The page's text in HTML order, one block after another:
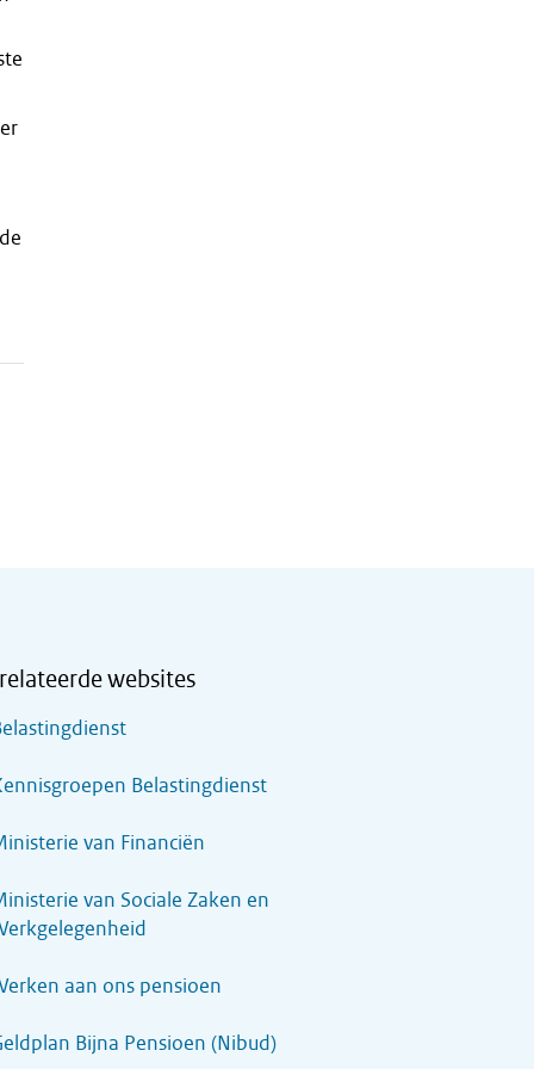
websites
Belastingdienst
van Financiën
van Sociale Zaken en
aan ons pensioen
Bijna Pensioen (Nibud)